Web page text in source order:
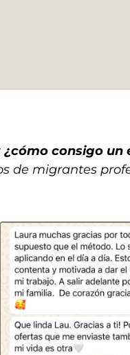
¿cómo consigo un
de migrantes